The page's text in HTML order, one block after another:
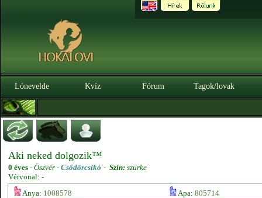
Lónevelde Kvíz Fórum Tagok/lovak
Aki neked dolgozik™
0 éves - Öszvér - Csődörcsikó - Szín: szürke
Vérvonal: -
Anya: 1008578 Apa: 805714